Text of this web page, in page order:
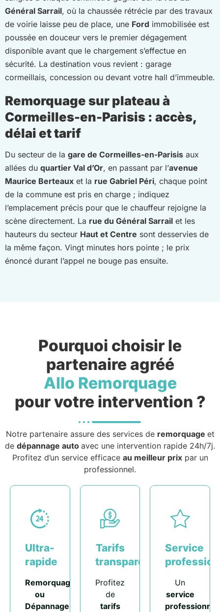
Général Sarrail, où la chaussée rétrécie par des travaux
de voirie laisse peu de place, une Ford immobilisée est
poussée en douceur vers le premier dégagement
disponible avant que le chargement s’effectue en
sécurité. La destination vous revient : garage
cormeillais, concession ou devant votre hall d’immeuble.
Remorquage sur plateau à
Cormeilles-en-Parisis : accès,
délai et tarif
Du secteur de la gare de Cormeilles-en-Parisis aux
allées du quartier Val d’Or, en passant par l’avenue
Maurice Berteaux et la rue Gabriel Péri, chaque point
de la commune est pris en charge ; indiquez
l’emplacement précis pour que le chauffeur rejoigne la
scène directement. La rue du Général Sarrail et les
hauteurs du secteur Haut et Centre sont desservies de
la même façon. Vingt minutes hors pointe ; le prix
énoncé durant l’appel ne bouge pas ensuite.
Pourquoi choisir le
partenaire agréé
Allo Remorquage
pour votre intervention ?
Notre partenaire assure des services de remorquage et
de dépannage auto avec une intervention rapide 24h/7j.
Profitez d’un service efficace au meilleur prixpar un
professionnel.
Ultra-
rapide
Remorquage
ou
Dépannage
Tarifs
transparents
Profitez
de
tarifs
Service
Un
service
professionnel